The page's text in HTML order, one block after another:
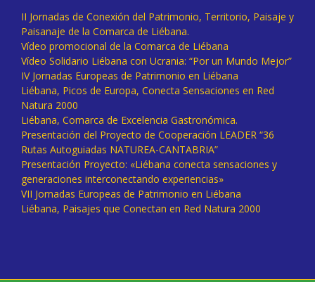
II Jornadas de Conexión del Patrimonio, Territorio, Paisaje y
Paisanaje de la Comarca de Liébana.
Vídeo promocional de la Comarca de Liébana
Vídeo Solidario Liébana con Ucrania: “Por un Mundo Mejor”
IV Jornadas Europeas de Patrimonio en Liébana
Liébana, Picos de Europa, Conecta Sensaciones en Red
Natura 2000
Liébana, Comarca de Excelencia Gastronómica.
Presentación del Proyecto de Cooperación LEADER “36
Rutas Autoguiadas NATUREA-CANTABRIA”
Presentación Proyecto: «Liébana conecta sensaciones y
generaciones interconectando experiencias»
VII Jornadas Europeas de Patrimonio en Liébana
Liébana, Paisajes que Conectan en Red Natura 2000